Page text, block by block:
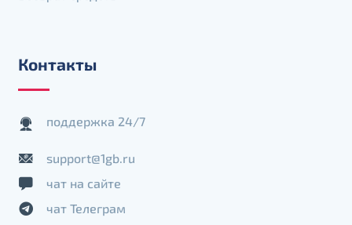
Контакты
поддержка 24/7
support@1gb.ru
чат на сайте
чат Телеграм